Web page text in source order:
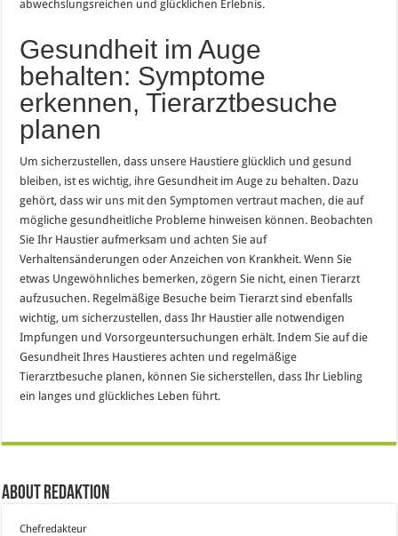
abwechslungsreichen und glücklichen Erlebnis.
Gesundheit im Auge
behalten: Symptome
erkennen, Tierarztbesuche
planen
Um sicherzustellen, dass unsere Haustiere glücklich und gesund
bleiben, ist es wichtig, ihre Gesundheit im Auge zu behalten. Dazu
gehört, dass wir uns mit den Symptomen vertraut machen, die auf
mögliche gesundheitliche Probleme hinweisen können. Beobachten
Sie Ihr Haustier aufmerksam und achten Sie auf
Verhaltensänderungen oder Anzeichen von Krankheit. Wenn Sie
etwas Ungewöhnliches bemerken, zögern Sie nicht, einen Tierarzt
aufzusuchen. Regelmäßige Besuche beim Tierarzt sind ebenfalls
wichtig, um sicherzustellen, dass Ihr Haustier alle notwendigen
Impfungen und Vorsorgeuntersuchungen erhält. Indem Sie auf die
Gesundheit Ihres Haustieres achten und regelmäßige
Tierarztbesuche planen, können Sie sicherstellen, dass Ihr Liebling
ein langes und glückliches Leben führt.
About Redaktion
Chefredakteur